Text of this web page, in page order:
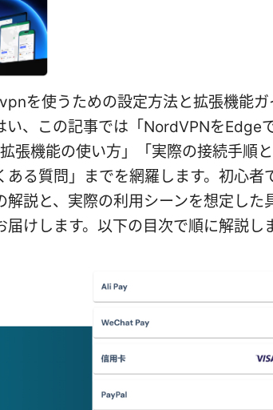
を使うための設定方法と拡張機能ガ
い、この記事では「NordVPNをEdge
張機能の使い方」「実際の接続手順
ある質問」までを網羅します。初心者
解説と、実際の利用シーンを想定した
けします。以下の目次で順に解説し